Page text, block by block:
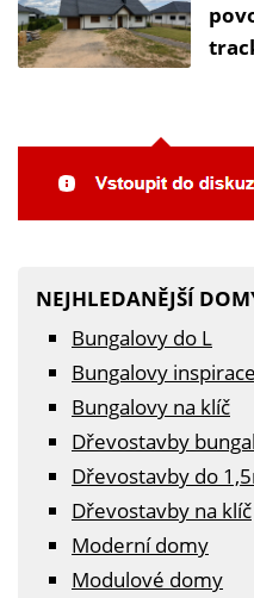
NEJHLEDANĚJŠÍ
Bungalovy do L
Bungalovy inspirace
Bungalovy na klíč
Dřevostavby
Dřevostavby do
Dřevostavby na klíč
Moderní domy
Modulové domy